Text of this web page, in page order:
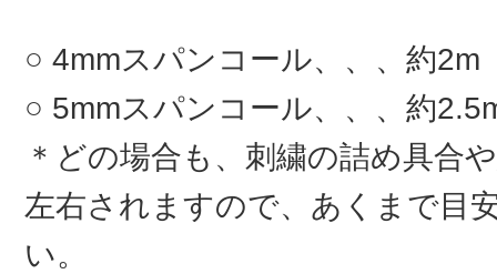
4mmスパンコール、、、約2m
5mmスパンコール、、、約
＊どの場合も、刺繍の詰め具合
左右されますので、あくまで目
い。